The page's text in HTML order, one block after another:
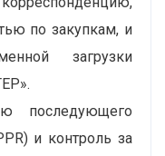
по закупкам, и
загрузки
последующего
и контроль за